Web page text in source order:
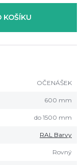
KOŠÍKU
OČENÁŠEK
600 mm
do 1500 mm
RAL Barvy
Rovný